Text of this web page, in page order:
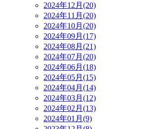
2024年12月(20)
2024年11月(20)
2024年10月(20)
2024年09月(17)
2024年08月(21)
2024年07月(20)
2024年06月(18)
2024年05月(15)
2024年04月(14)
2024年03月(12)
2024年02月(13)
2024年01月(9)